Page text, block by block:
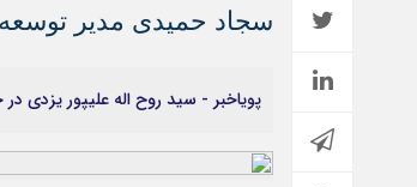
سجاد حمیدی مدیر
پویاخبر - سید روح اله علیپور